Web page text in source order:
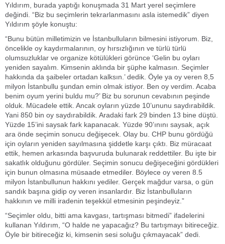
Yıldırım, burada yaptığı konuşmada 31 Mart yerel seçimlere
değindi. “Biz bu seçimlerin tekrarlanmasını asla istemedik” diyen
Yıldırım şöyle konuştu:
“Bunu bütün milletimizin ve İstanbulluların bilmesini istiyorum. Biz,
öncelikle oy kaydırmalarının, oy hırsızlığının ve türlü türlü
olumsuzluklar ve organize kötülükleri görünce ‘Gelin bu oyları
yeniden sayalım. Kimsenin aklında bir şüphe kalmasın. Seçimler
hakkında da şaibeler ortadan kalksın.’ dedik. Öyle ya oy veren 8,5
milyon İstanbullu şundan emin olmak istiyor. Ben oy verdim. Acaba
benim oyum yerini buldu mu?’ Biz bu sorunun cevabının peşinde
olduk. Mücadele ettik. Ancak oyların yüzde 10’ununu saydırabildik.
Yani 850 bin oy saydırabildik. Aradaki fark 29 binden 13 bine düştü.
Yüzde 15’ini saysak fark kapanacak. Yüzde 90’ınını saysak, açık
ara önde seçimin sonucu değişecek. Olay bu. CHP bunu gördüğü
için oyların yeniden sayılmasına şiddetle karşı çıktı. Biz müracaat
ettik, hemen arkasında başvuruda bulunarak reddettiler. Bu işte bir
sakatlık olduğunu gördüler. Seçimin sonucu değişeceğini gördükleri
için bunun olmasına müsaade etmediler. Böylece oy veren 8.5
milyon İstanbullunun hakkını yediler. Gerçek mağdur varsa, o gün
sandık başına gidip oy veren insanlardır. Biz İstanbulluların
hakkının ve milli iradenin teşekkül etmesinin peşindeyiz.”
“Seçimler oldu, bitti ama kavgası, tartışması bitmedi” ifadelerini
kullanan Yıldırım, “O halde ne yapacağız? Bu tartışmayı bitireceğiz.
Öyle bir bitireceğiz ki, kimsenin sesi soluğu çıkmayacak” dedi.